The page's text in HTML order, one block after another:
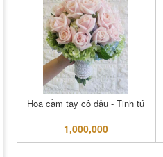
Hoa cầm tay cô dâu - Tinh tú
1,000,000